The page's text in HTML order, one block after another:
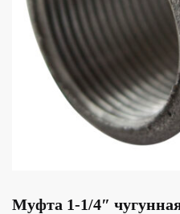
Муфта 1-1/4″